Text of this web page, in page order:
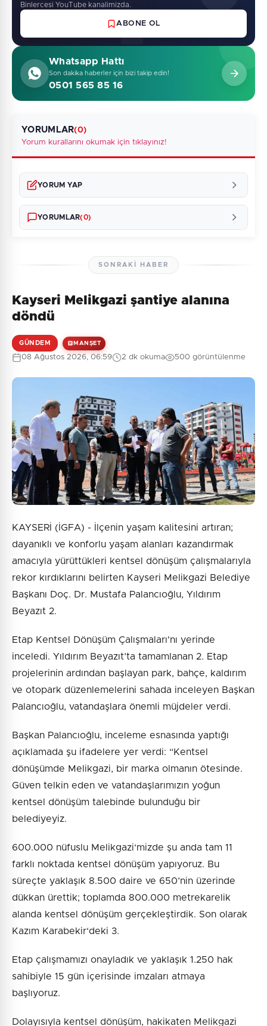
Binlercesi YouTube kanalimizda.
ABONE OL
Whatsapp Hattı
Son dakika haberler için bizi takip edin!
0501 565 85 16
YORUMLAR(0)
Yorum kurallarını okumak için tıklayınız!
YORUM YAP
Gönder
YORUMLAR(0)
Henüz yorum yapılmamış. İlk yorumu siz yapın!
SONRAKI HABER
Kayseri Melikgazi şantiye alanına
döndü
GÜNDEM MANŞET
08 Ağustos 2026, 06:59 2 dk okuma 500 görüntülenme
KAYSERİ (İGFA) - İlçenin yaşam kalitesini artıran;
dayanıklı ve konforlu yaşam alanları kazandırmak
amacıyla yürüttükleri kentsel dönüşüm çalışmalarıyla
rekor kırdıklarını belirten Kayseri Melikgazi Belediye
Başkanı Doç. Dr. Mustafa Palancıoğlu, Yıldırım
Beyazıt 2.
Etap Kentsel Dönüşüm Çalışmaları'nı yerinde
inceledi. Yıldırım Beyazıt’ta tamamlanan 2. Etap
projelerinin ardından başlayan park, bahçe, kaldırım
ve otopark düzenlemelerini sahada inceleyen Başkan
Palancıoğlu, vatandaşlara önemli müjdeler verdi.
Başkan Palancıoğlu, inceleme esnasında yaptığı
açıklamada şu ifadelere yer verdi: “Kentsel
dönüşümde Melikgazi, bir marka olmanın ötesinde.
Güven telkin eden ve vatandaşlarımızın yoğun
kentsel dönüşüm talebinde bulunduğu bir
belediyeyiz.
600.000 nüfuslu Melikgazi‘mizde şu anda tam 11
farklı noktada kentsel dönüşüm yapıyoruz. Bu
süreçte yaklaşık 8.500 daire ve 650’nin üzerinde
dükkan ürettik; toplamda 800.000 metrekarelik
alanda kentsel dönüşüm gerçekleştirdik. Son olarak
Kazım Karabekir‘deki 3.
Etap çalışmamızı onayladık ve yaklaşık 1.250 hak
sahibiyle 15 gün içerisinde imzaları atmaya
başlıyoruz.
Dolayısıyla kentsel dönüşüm, hakikaten Melikgazi